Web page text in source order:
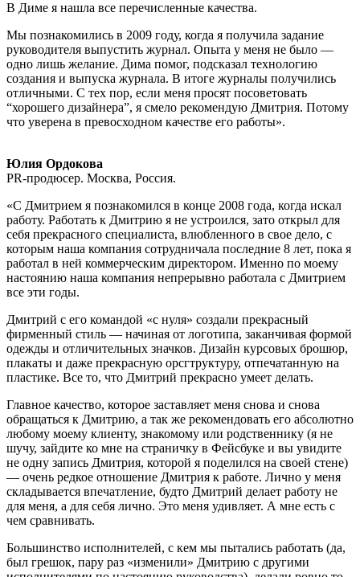
В Диме я нашла все перечисленные качества.
Мы познакомились в 2009 году, когда я получила задание
руководителя выпустить журнал. Опыта у меня не было —
одно лишь желание. Дима помог, подсказал технологию
создания и выпуска журнала. В итоге журналы получились
отличными. С тех пор, если меня просят посоветовать
“хорошего дизайнера”, я смело рекомендую Дмитрия. Потому
что уверена в превосходном качестве его работы».
Юлия Ордокова
PR-продюсер. Москва, Россия.
«С Дмитрием я познакомился в конце 2008 года, когда искал
работу. Работать к Дмитрию я не устроился, зато открыл для
себя прекрасного специалиста, влюбленного в свое дело, с
которым наша компания сотрудничала последние 8 лет, пока я
работал в ней коммерческим директором. Именно по моему
настоянию наша компания непрерывно работала с Дмитрием
все эти годы.
Дмитрий с его командой «с нуля» создали прекрасный
фирменный стиль — начиная от логотипа, заканчивая формой
одежды и отличительных значков. Дизайн курсовых брошюр,
плакаты и даже прекрасную орсгтруктуру, отпечатанную на
пластике. Все то, что Дмитрий прекрасно умеет делать.
Главное качество, которое заставляет меня снова и снова
обращаться к Дмитрию, а так же рекомендовать его абсолютно
любому моему клиенту, знакомому или родственнику (я не
шучу, зайдите ко мне на страничку в Фейсбуке и вы увидите
не одну запись Дмитрия, которой я поделился на своей стене)
— очень редкое отношение Дмитрия к работе. Лично у меня
складывается впечатление, будто Дмитрий делает работу не
для меня, а для себя лично. Это меня удивляет. А мне есть с
чем сравнивать.
Большинство исполнителей, с кем мы пытались работать (да,
был грешок, пару раз «изменили» Дмитрию с другими